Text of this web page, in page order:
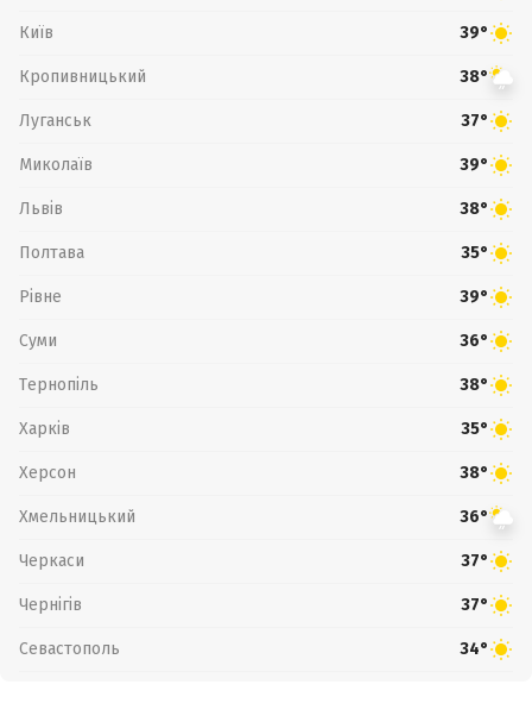
Київ 39°
Кропивницький 38°
Луганськ 37°
Миколаїв 39°
Львів 38°
Полтава 35°
Рівне 39°
Суми 36°
Тернопіль 38°
Харків 35°
Херсон 38°
Хмельницький 36°
Черкаси 37°
Чернігів 37°
Севастополь 34°